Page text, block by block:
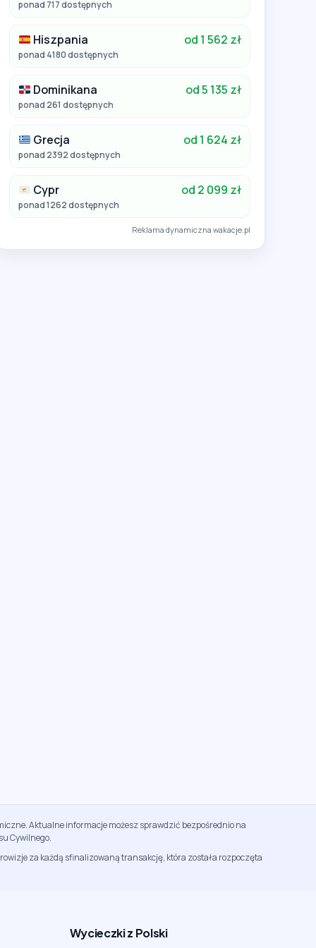
ponad 717 dostępnych
Hiszpania od 1 562 zł
ponad 4180 dostępnych
Dominikana od 5 135 zł
ponad 261 dostępnych
Grecja od 1 624 zł
ponad 2392 dostępnych
Cypr od 2 099 zł
ponad 1262 dostępnych
Reklama dynamiczna wakacje.pl
Aktualne informacje możesz sprawdzić bezpośrednio na
Cywilnego.
za każdą sfinalizowaną transakcję, która została rozpoczęta
Wycieczki z Polski